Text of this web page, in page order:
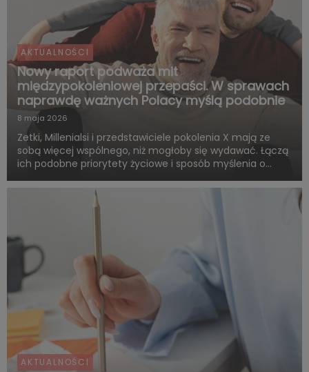
AKTUALNOŚCI
Nowy raport podważa mit
międzypokoleniowej przepaści. W sprawach
naprawdę ważnych Polacy myślą podobnie
8 maja 2026
Zetki, Millenialsi i przedstawiciele pokolenia X mają ze
sobą więcej wspólnego, niż mogłoby się wydawać. Łączą
ich podobne priorytety życiowe i sposób myślenia o
dojrzałości życiowej decydują przede wszystkim:
AKTUALNOŚCI